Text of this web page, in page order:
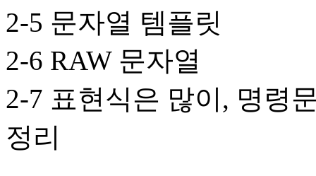
2-5 문자열 템플릿
2-6 RAW 문자열
2-7 표현식은 많이, 명령
정리